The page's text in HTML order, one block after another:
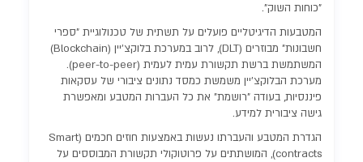
"כוחות השוק".
המטבעות הדיגיטליים פועלים על תשתית של טכנולוגיית "ספרי
חשבונות" מבוזרים (DLT), לרוב במערכת בלוקצ'יין (Blockchain)
המשתמשת ברשת תקשורת עמית לעמית (peer-to-peer).
מערכת הבלוקצ'יין משמשת כמסד נתונים ציבורי של עסקאות
פיננסיות, בעודה "רושמת" את כל העברות המטבע ומאפשרת
גישה ציבורית למידע.
הגדרת המטבע והעברתו נעשות באמצעות חוזים חכמים (Smart
contracts), המושתתים על פרוטוקולי תקשורת המבוססים על